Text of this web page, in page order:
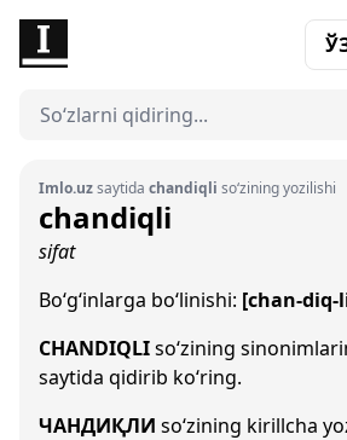
Imlo.uzsaytida chandiqli so‘zining yozilishi
chandiqli
sifat
Bo‘g‘inlarga bo‘linishi: [chan-diq-
CHANDIQLIso‘zining
saytida qidirib ko‘ring.
ЧАНДИҚЛИ so‘zining kirillcha